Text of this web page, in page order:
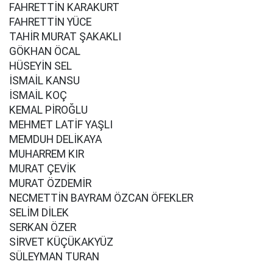
FAHRETTİN KARAKURT
FAHRETTİN YÜCE
TAHİR MURAT ŞAKAKLI
GÖKHAN ÖCAL
HÜSEYİN SEL
İSMAİL KANSU
İSMAİL KOÇ
KEMAL PİROĞLU
MEHMET LATİF YAŞLI
MEMDUH DELİKAYA
MUHARREM KIR
MURAT ÇEVİK
MURAT ÖZDEMİR
NECMETTİN BAYRAM ÖZCAN ÖFEKLER
SELİM DİLEK
SERKAN ÖZER
SİRVET KÜÇÜKAKYÜZ
SÜLEYMAN TURAN